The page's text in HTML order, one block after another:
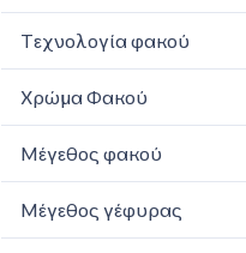
Τεχνολογία φακού
Χρώμα Φακού
Μέγεθος φακού
Μέγεθος γέφυρας